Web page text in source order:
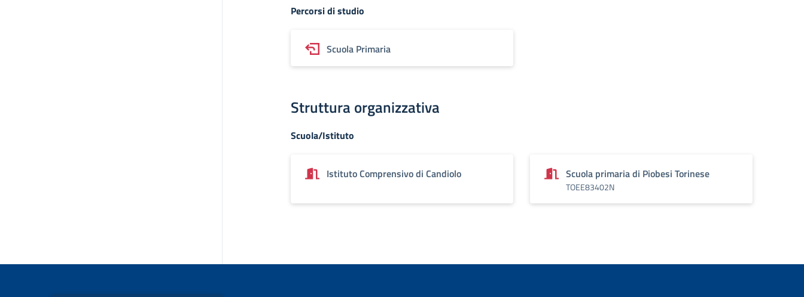
Percorsi di studio
Scuola Primaria
Struttura organizzativa
Scuola/Istituto
Istituto Comprensivo di Candiolo Scuola primaria di Piobesi Torinese
TOEE83402N